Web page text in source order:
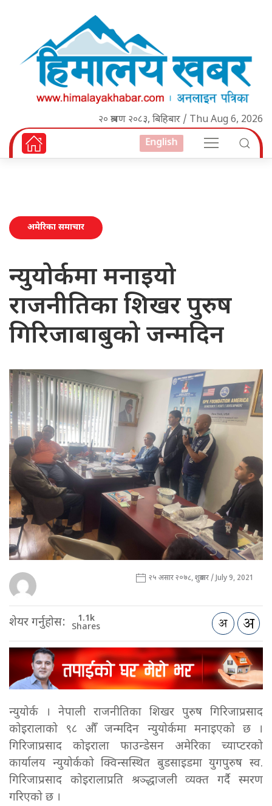
२० श्रावण २०८३, बिहिबार / Thu Aug 6, 2026
English
अमेरिका समाचार
न्युयोर्कमा मनाइयो
राजनीतिका शिखर पुरुष
गिरिजाबाबुको जन्मदिन
२५ असार २०७८, शुक्रबार / July 9, 2021
शेयर गर्नुहोस: 1.1k
Shares
न्युयोर्क । नेपाली राजनीतिका शिखर पुरुष गिरिजाप्रसाद
कोइरालाको ९८ औँ जन्मदिन न्युयोर्कमा मनाइएको छ ।
गिरिजाप्रसाद कोइराला फाउन्डेसन अमेरिका च्याप्टरको
कार्यालय न्युयोर्कको क्विन्सस्थित बुडसाइडमा युगपुरुष स्व.
गिरिजाप्रसाद कोइरालाप्रति श्रञ्द्धाजली व्यक्त गर्दै स्मरण
गरिएको छ ।